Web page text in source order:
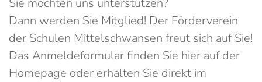
Sie möchten uns unterstützen?
Dann werden Sie Mitglied! Der Förderverein
der Schulen Mittelschwansen freut sich auf Sie!
Das Anmeldeformular finden Sie hier auf der
Homepage oder erhalten Sie direkt im